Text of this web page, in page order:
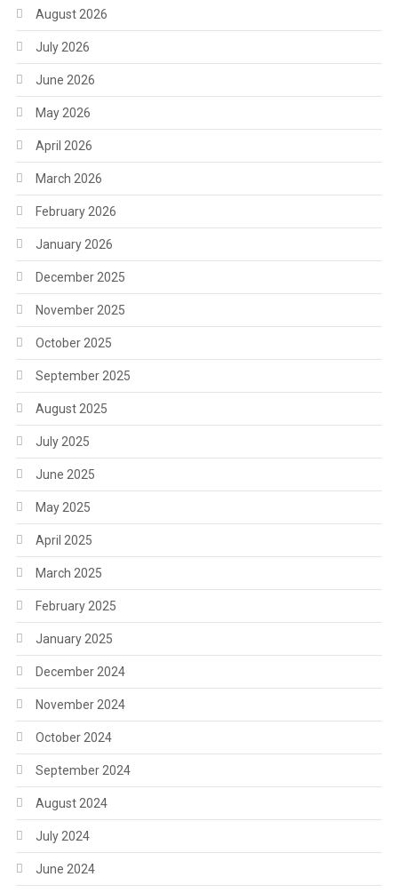
August 2026
July 2026
June 2026
May 2026
April 2026
March 2026
February 2026
January 2026
December 2025
November 2025
October 2025
September 2025
August 2025
July 2025
June 2025
May 2025
April 2025
March 2025
February 2025
January 2025
December 2024
November 2024
October 2024
September 2024
August 2024
July 2024
June 2024